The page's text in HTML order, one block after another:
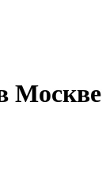
Москве